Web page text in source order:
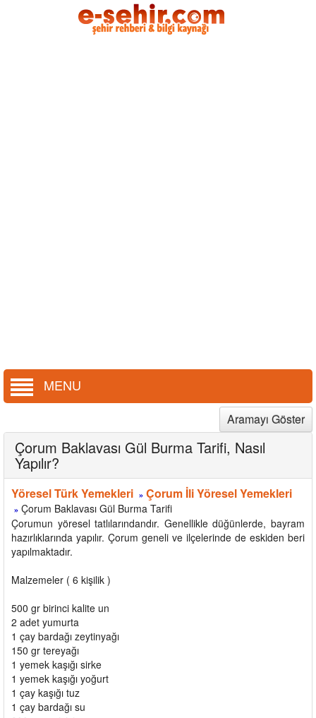
MENU
Aramayı Göster
Çorum Baklavası Gül Burma Tarifi, Nasıl
Yapılır?
Yöresel Türk Yemekleri » Çorum İli Yöresel Yemekleri
» Çorum Baklavası Gül Burma Tarifi
Çorumun yöresel tatlılarındandır. Genellikle düğünlerde, bayram
hazırlıklarında yapılır. Çorum geneli ve ilçelerinde de eskiden beri
yapılmaktadır.
Malzemeler ( 6 kişilik )
500 gr birinci kalite un
2 adet yumurta
1 çay bardağı zeytinyağı
150 gr tereyağı
1 yemek kaşığı sirke
1 yemek kaşığı yoğurt
1 çay kaşığı tuz
1 çay bardağı su